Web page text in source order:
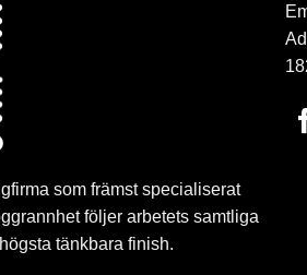
som främst specialiserat
följer arbetets samtliga
tänkbara finish.